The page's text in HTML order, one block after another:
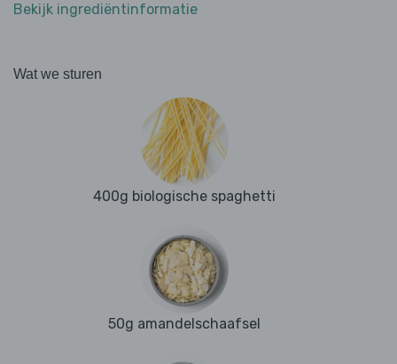
Bekijk ingrediëntinformatie
Wat we sturen
400g biologische spaghetti
50g amandelschaafsel